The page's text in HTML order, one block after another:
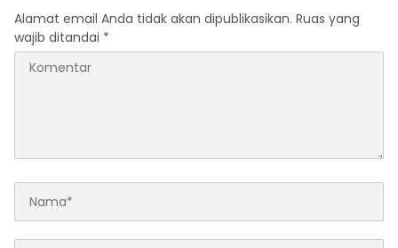
Alamat email Anda tidak akan dipublikasikan. Ruas yang
wajib ditandai *